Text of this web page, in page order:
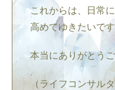
これからは、日常
高めてゆきたいです
本当にありがとう
（ライフコンサル